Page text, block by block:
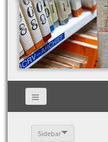
Sidebar